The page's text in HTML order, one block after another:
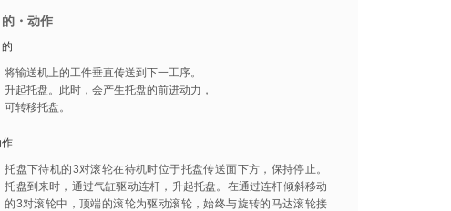
的・动作
将输送机上的工件垂直传送到下一工序。
升起托盘。此时，会产生托盘的前进动力，
可转移托盘。
作
托盘下待机的3对滚轮在待机时位于托盘传送面下方，保持停止。
托盘到来时，通过气缸驱动连杆，升起托盘。在通过连杆倾斜移动
的3对滚轮中，顶端的滚轮为驱动滚轮，始终与旋转的马达滚轮接